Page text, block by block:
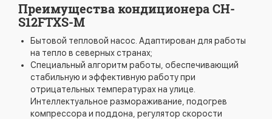
Преимущества кондиционера CH-
S12FTXS-M
Бытовой тепловой насос. Адаптирован для работы
на тепло в северных странах;
Специальный алгоритм работы, обеспечивающий
стабильную и эффективную работу при
отрицательных температурах на улице.
Интеллектуальное размораживание, подогрев
компрессора и поддона, регулятор скорости